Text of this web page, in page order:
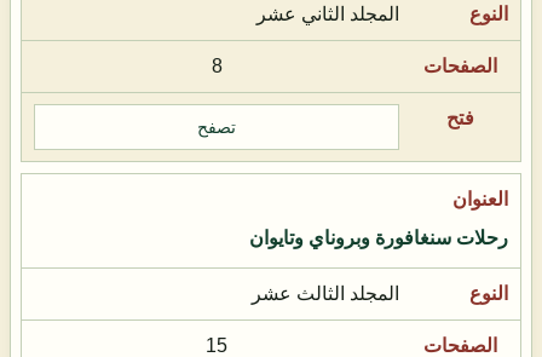
المجلد الثاني عشر
8
تصفح
رحلات سنغافورة وبروناي وتايوان
المجلد الثالث عشر
15